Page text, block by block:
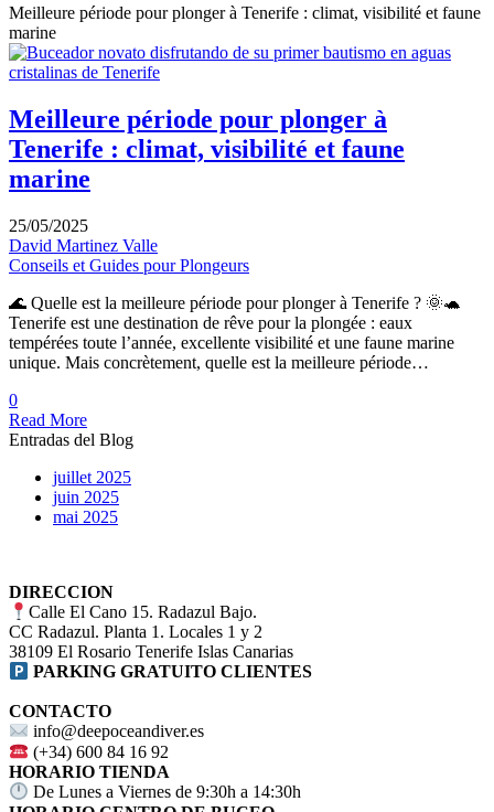
Meilleure période pour plonger à Tenerife : climat, visibilité et faune
marine
Meilleure période pour plonger à
Tenerife : climat, visibilité et faune
marine
25/05/2025
David Martinez Valle
Conseils et Guides pour Plongeurs
🌊 Quelle est la meilleure période pour plonger à Tenerife ? 🌞🐢
Tenerife est une destination de rêve pour la plongée : eaux
tempérées toute l’année, excellente visibilité et une faune marine
unique. Mais concrètement, quelle est la meilleure période…
0
Read More
Entradas del Blog
juillet 2025
juin 2025
mai 2025
DIRECCION
Calle El Cano 15. Radazul Bajo.
CC Radazul. Planta 1. Locales 1 y 2
38109 El Rosario Tenerife Islas Canarias
PARKING GRATUITO CLIENTES
CONTACTO
info@deepoceandiver.es
(+34) 600 84 16 92
HORARIO TIENDA
De Lunes a Viernes de 9:30h a 14:30h